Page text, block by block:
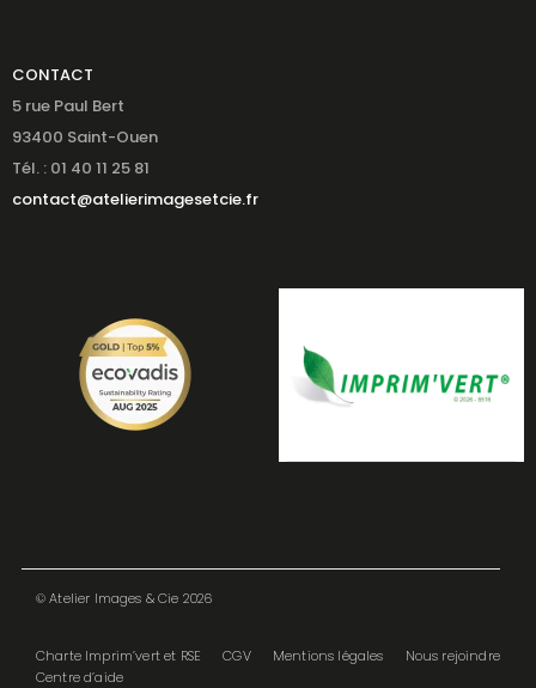
CONTACT
5 rue Paul Bert
93400 Saint-Ouen
Tél. : 01 40 11 25 81
contact@atelierimagesetcie.fr
© Atelier Images & Cie 2026
Charte Imprim’vert et RSE CGV Mentions légales
Nous rejoindre
Centre d’aide